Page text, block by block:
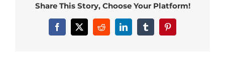
Share This Story, Choose Your Platform!
Facebook
X RedditLinkedInTumblrPinterest